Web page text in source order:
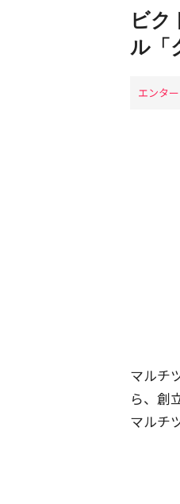
ビク
ル「
エンタ
マルチ
ら、創
マルチ